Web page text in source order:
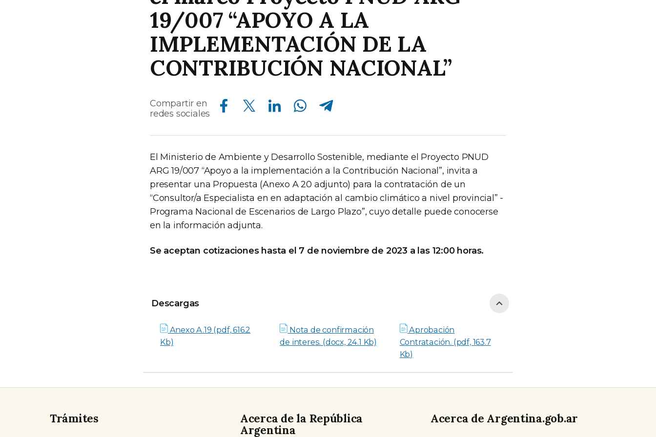
19/007 “APOYO A LA
IMPLEMENTACIÓN DE LA
CONTRIBUCIÓN NACIONAL”
Compartir en
redes sociales
Compartir en Facebook Compartir en Twitter Compartir en Linkedin Compartir en Whatsapp Compartir en Telegram
El Ministerio de Ambiente y Desarrollo Sostenible, mediante el Proyecto PNUD
ARG 19/007 “Apoyo a la implementación a la Contribución Nacional”, invita a
presentar una Propuesta (Anexo A 20 adjunto) para la contratación de un
“Consultor/a Especialista en en adaptación al cambio climático a nivel provincial” -
Programa Nacional de Escenarios de Largo Plazo”, cuyo detalle puede conocerse
en la información adjunta.
Se aceptan cotizaciones hasta el 7 de noviembre de 2023 a las 12:00 horas.
Descargas
Descargas
Anexo A.19 (pdf, 616.2
Kb)
Nota de confirmación
de interes. (docx, 24.1 Kb)
Aprobación
Contratación. (pdf, 163.7
Kb)
Trámites
Acerca de la República
Argentina
Acerca de Argentina.gob.ar